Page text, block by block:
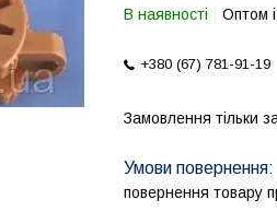
В наявності Оптом
+380 (67) 781-91-19
Замовлення тільки
повернення товару